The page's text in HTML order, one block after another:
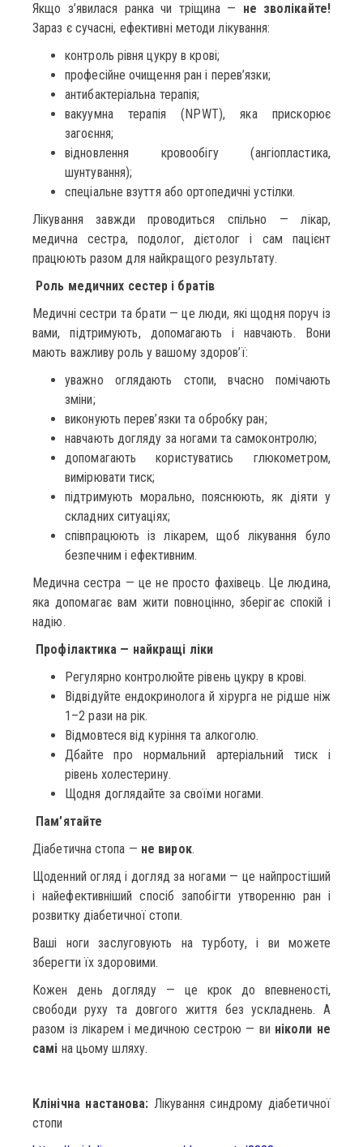
Якщо з’явилася ранка чи тріщина — не зволікайте!
Зараз є сучасні, ефективні методи лікування:
контроль рівня цукру в крові;
професійне очищення ран і перев’язки;
антибактеріальна терапія;
вакуумна терапія (NPWT), яка прискорює
загоєння;
відновлення кровообігу (ангіопластика,
шунтування);
спеціальне взуття або ортопедичні устілки.
Лікування завжди проводиться спільно — лікар,
медична сестра, подолог, дієтолог і сам пацієнт
працюють разом для найкращого результату.
Роль медичних сестер і братів
Медичні сестри та брати — це люди, які щодня поруч із
вами, підтримують, допомагають і навчають. Вони
мають важливу роль у вашому здоров’ї:
уважно оглядають стопи, вчасно помічають
зміни;
виконують перев’язки та обробку ран;
навчають догляду за ногами та самоконтролю;
допомагають користуватись глюкометром,
вимірювати тиск;
підтримують морально, пояснюють, як діяти у
складних ситуаціях;
співпрацюють із лікарем, щоб лікування було
безпечним і ефективним.
Медична сестра — це не просто фахівець. Це людина,
яка допомагає вам жити повноцінно, зберігає спокій і
надію.
Профілактика — найкращі ліки
Регулярно контролюйте рівень цукру в крові.
Відвідуйте ендокринолога й хірурга не рідше ніж
1–2 рази на рік.
Відмовтеся від куріння та алкоголю.
Дбайте про нормальний артеріальний тиск і
рівень холестерину.
Щодня доглядайте за своїми ногами.
Пам’ятайте
Діабетична стопа — не вирок.
Щоденний огляд і догляд за ногами — це найпростіший
і найефективніший спосіб запобігти утворенню ран і
розвитку діабетичної стопи.
Ваші ноги заслуговують на турботу, і ви можете
зберегти їх здоровими.
Кожен день догляду — це крок до впевненості,
свободи руху та довгого життя без ускладнень. А
разом із лікарем і медичною сестрою — ви ніколи не
самі на цьому шляху.
Клінічна настанова: Лікування синдрому діабетичної
стопи